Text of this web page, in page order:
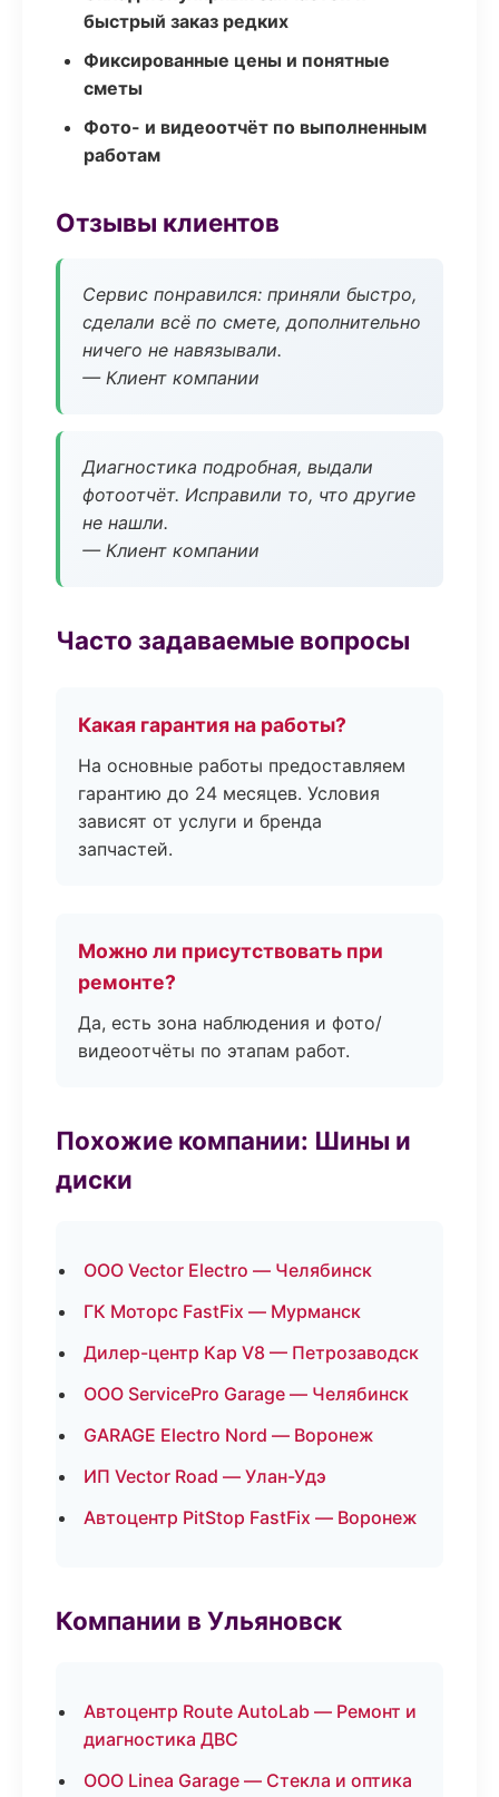
быстрый заказ редких
Фиксированные цены и понятные
сметы
Фото- и видеоотчёт по выполненным
работам
Отзывы клиентов
Сервис понравился: приняли быстро,
сделали всё по смете, дополнительно
ничего не навязывали.
— Клиент компании
Диагностика подробная, выдали
фотоотчёт. Исправили то, что другие
не нашли.
— Клиент компании
Часто задаваемые вопросы
Какая гарантия на работы?
На основные работы предоставляем
гарантию до 24 месяцев. Условия
зависят от услуги и бренда
запчастей.
Можно ли присутствовать при
ремонте?
Да, есть зона наблюдения и фото/
видеоотчёты по этапам работ.
Похожие компании: Шины и
диски
ООО Vector Electro — Челябинск
ГК Моторс FastFix — Мурманск
Дилер-центр Кар V8 — Петрозаводск
ООО ServicePro Garage — Челябинск
GARAGE Electro Nord — Воронеж
ИП Vector Road — Улан-Удэ
Автоцентр PitStop FastFix — Воронеж
Компании в Ульяновск
Автоцентр Route AutoLab — Ремонт и
диагностика ДВС
ООО Linea Garage — Стекла и оптика